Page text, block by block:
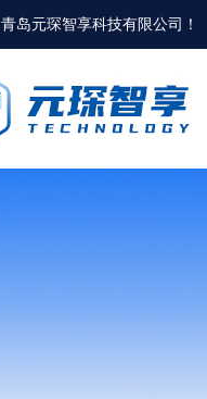
青岛元琛智享科技有限公司 ！